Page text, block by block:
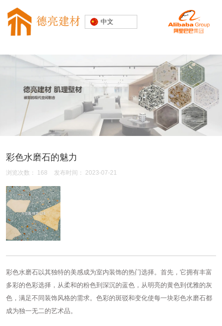
装饰建材
中文
彩色水磨石的魅力
浏览次数： 168 发布时间： 2023-07-21
彩色水磨石以其独特的美感成为室内装饰的热门选择。首先，它拥有丰富
多彩的色彩选择，从柔和的粉色到深沉的蓝色，从明亮的黄色到优雅的灰
色，满足不同装饰风格的需求。色彩的斑驳和变化使每一块彩色水磨石都
成为独一无二的艺术品。